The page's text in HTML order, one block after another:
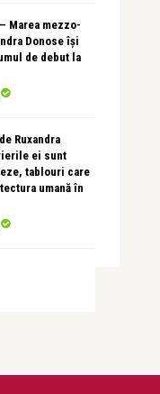
Marea mezzo-
Donose își
de debut la
Ruxandra
ei sunt
tablouri care
umană în